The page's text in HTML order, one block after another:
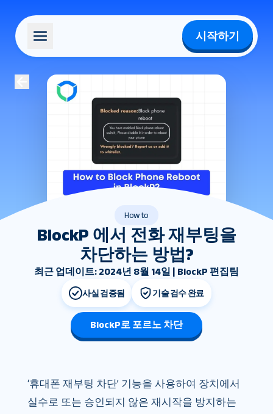
시작하기
How to
BlockP 에서 전화 재부팅을
차단하는 방법?
최근 업데이트: 2024년 8월 14일 | BlockP 편집팀
사실 검증됨 기술 검수 완료
BlockP로 포르노 차단
‘휴대폰 재부팅 차단’ 기능을 사용하여 장치에서
실수로 또는 승인되지 않은 재시작을 방지하는